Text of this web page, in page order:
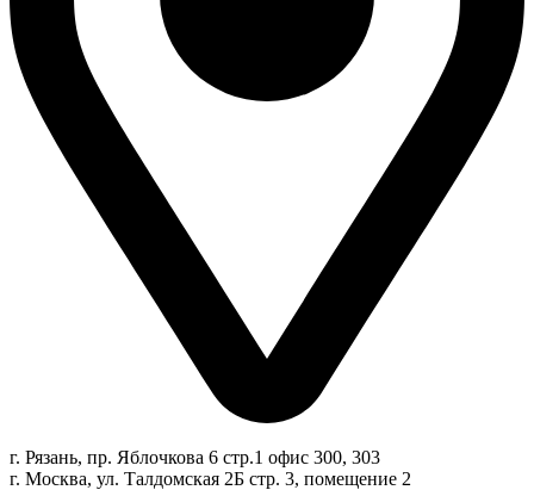
г. Рязань, пр. Яблочкова 6 стр.1 офис 300, 303
г. Москва, ул. Талдомская 2Б стр. 3, помещение 2